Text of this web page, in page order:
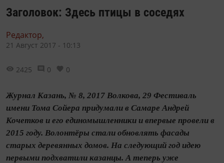
Заголовок: Здесь птицы в соседях
Редактор,
21 Август 2017 - 10:13
2425 0 0
Журнал Казань, № 8, 2017 Волкова, 29 Фестиваль
имени Тома Сойера придумали в Самаре Андрей
Кочетков и его единомышленники и впервые провели в
2015 году. Волонтёры стали обновлять фасады
старых деревянных домов. На следующий год идею
первыми подхватили казанцы. А теперь уже